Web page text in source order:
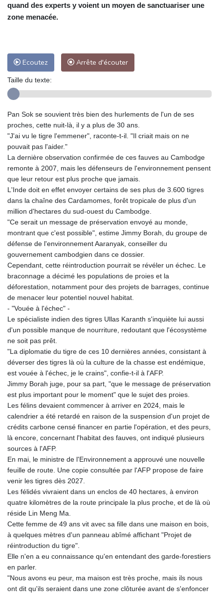
quand des experts y voient un moyen de sanctuariser une
zone menacée.
Ecoutez Arrête d'écouter
Taille du texte:
Pan Sok se souvient très bien des hurlements de l'un de ses
proches, cette nuit-là, il y a plus de 30 ans.
"J'ai vu le tigre l'emmener", raconte-t-il. "Il criait mais on ne
pouvait pas l'aider."
La dernière observation confirmée de ces fauves au Cambodge
remonte à 2007, mais les défenseurs de l'environnement pensent
que leur retour est plus proche que jamais.
L'Inde doit en effet envoyer certains de ses plus de 3.600 tigres
dans la chaîne des Cardamomes, forêt tropicale de plus d'un
million d'hectares du sud-ouest du Cambodge.
"Ce serait un message de préservation envoyé au monde,
montrant que c'est possible", estime Jimmy Borah, du groupe de
défense de l'environnement Aaranyak, conseiller du
gouvernement cambodgien dans ce dossier.
Cependant, cette réintroduction pourrait se révéler un échec. Le
braconnage a décimé les populations de proies et la
déforestation, notamment pour des projets de barrages, continue
de menacer leur potentiel nouvel habitat.
- "Vouée à l'échec" -
Le spécialiste indien des tigres Ullas Karanth s'inquiète lui aussi
d'un possible manque de nourriture, redoutant que l'écosystème
ne soit pas prêt.
"La diplomatie du tigre de ces 10 dernières années, consistant à
déverser des tigres là où la culture de la chasse est endémique,
est vouée à l'échec, je le crains", confie-t-il à l'AFP.
Jimmy Borah juge, pour sa part, "que le message de préservation
est plus important pour le moment" que le sujet des proies.
Les félins devaient commencer à arriver en 2024, mais le
calendrier a été retardé en raison de la suspension d'un projet de
crédits carbone censé financer en partie l'opération, et des peurs,
là encore, concernant l'habitat des fauves, ont indiqué plusieurs
sources à l'AFP.
En mai, le ministre de l'Environnement a approuvé une nouvelle
feuille de route. Une copie consultée par l'AFP propose de faire
venir les tigres dès 2027.
Les félidés vivraient dans un enclos de 40 hectares, à environ
quatre kilomètres de la route principale la plus proche, et de là où
réside Lin Meng Ma.
Cette femme de 49 ans vit avec sa fille dans une maison en bois,
à quelques mètres d'un panneau abîmé affichant "Projet de
réintroduction du tigre".
Elle n'en a eu connaissance qu'en entendant des garde-forestiers
en parler.
"Nous avons eu peur, ma maison est très proche, mais ils nous
ont dit qu'ils seraient dans une zone clôturée avant de s'enfoncer